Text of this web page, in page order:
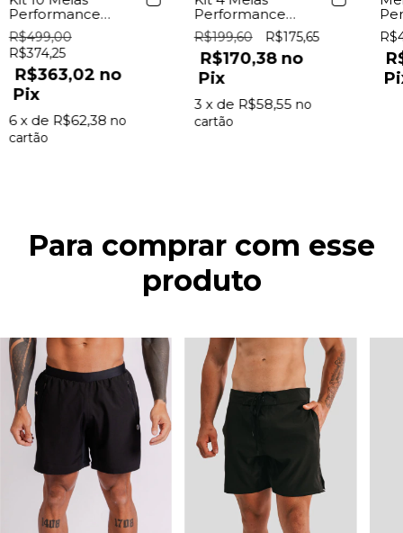
Performance
Preta/Branca Lurk
R$499,00
R$374,25
R$363,02
Pix
6 x de R$62,38
Performance
Preta/Branca Lurk
R$199,60 R$175,65
R$170,38
Pix
3 x de R$58,55
Para comprar com esse
produto